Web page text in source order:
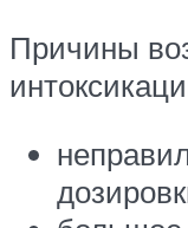
Причины